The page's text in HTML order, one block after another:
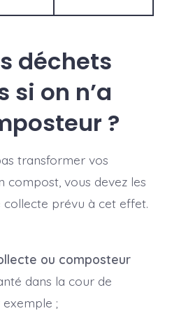
déchets
si on n’a
?
transformer vos
compost, vous devez les
prévu à cet effet.
ou composteur
dans la cour de
exemple ;